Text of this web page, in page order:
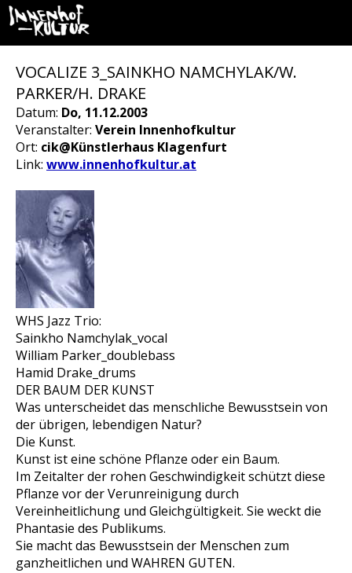
VOCALIZE 3_SAINKHO NAMCHYLAK/W.
PARKER/H. DRAKE
Datum: Do, 11.12.2003
Veranstalter: Verein Innenhofkultur
Ort: cik@Künstlerhaus Klagenfurt
Link: www.innenhofkultur.at
WHS Jazz Trio:
Sainkho Namchylak_vocal
William Parker_doublebass
Hamid Drake_drums
DER BAUM DER KUNST
Was unterscheidet das menschliche Bewusstsein von
der übrigen, lebendigen Natur?
Die Kunst.
Kunst ist eine schöne Pflanze oder ein Baum.
Im Zeitalter der rohen Geschwindigkeit schützt diese
Pflanze vor der Verunreinigung durch
Vereinheitlichung und Gleichgültigkeit. Sie weckt die
Phantasie des Publikums.
Sie macht das Bewusstsein der Menschen zum
ganzheitlichen und WAHREN GUTEN.